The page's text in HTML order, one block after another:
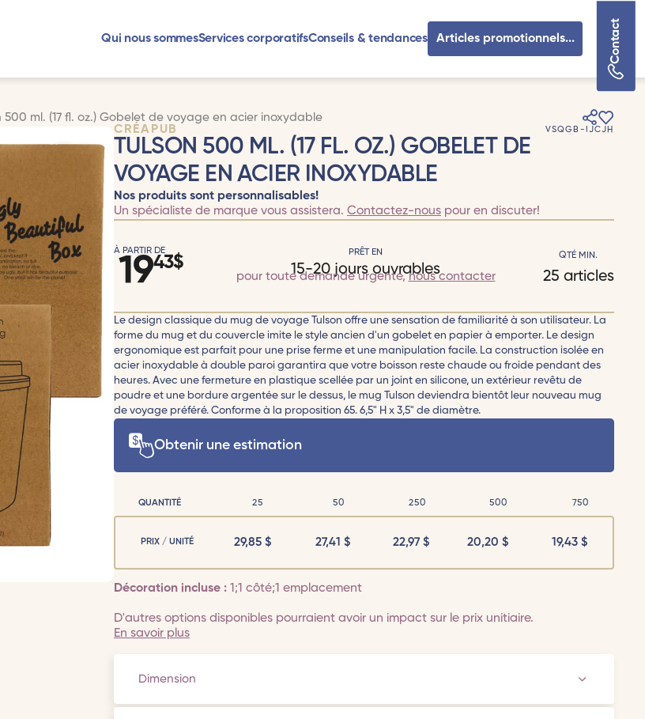
Qui nous sommesServices corporatifsConseils & tendances Contact
Articles promotionnels...
500 ml. (17 fl. oz.) Gobelet de voyage en acier inoxydable
CRÉAPUB VSQGB-IJCJH
TULSON 500 ML. (17 FL. OZ.) GOBELET DE
VOYAGE EN ACIER INOXYDABLE
Nos produits sont personnalisables!
Un spécialiste de marque vous assistera. Contactez-nous pour en discuter!
À PARTIR DE
1943$
PRÊT EN
15-20 jours ouvrables
pour toute demande urgente,nous contacter
QTÉ MIN.
25 articles
Le design classique du mug de voyage Tulson offre une sensation de familiarité à son utilisateur. La
forme du mug et du couvercle imite le style ancien d'un gobelet en papier à emporter. Le design
ergonomique est parfait pour une prise ferme et une manipulation facile. La construction isolée en
acier inoxydable à double paroi garantira que votre boisson reste chaude ou froide pendant des
heures. Avec une fermeture en plastique scellée par un joint en silicone, un extérieur revêtu de
poudre et une bordure argentée sur le dessus, le mug Tulson deviendra bientôt leur nouveau mug
de voyage préféré. Conforme à la proposition 65. 6,5" H x 3,5" de diamètre.
Obtenir une estimation
QUANTITÉ 25 50 250 500 750
PRIX / UNITÉ 29,85 $ 27,41 $ 22,97 $ 20,20 $ 19,43 $
Décoration incluse : 1;1 côté;1 emplacement
D'autres options disponibles pourraient avoir un impact sur le prix unitiaire.
En savoir plus
Dimension